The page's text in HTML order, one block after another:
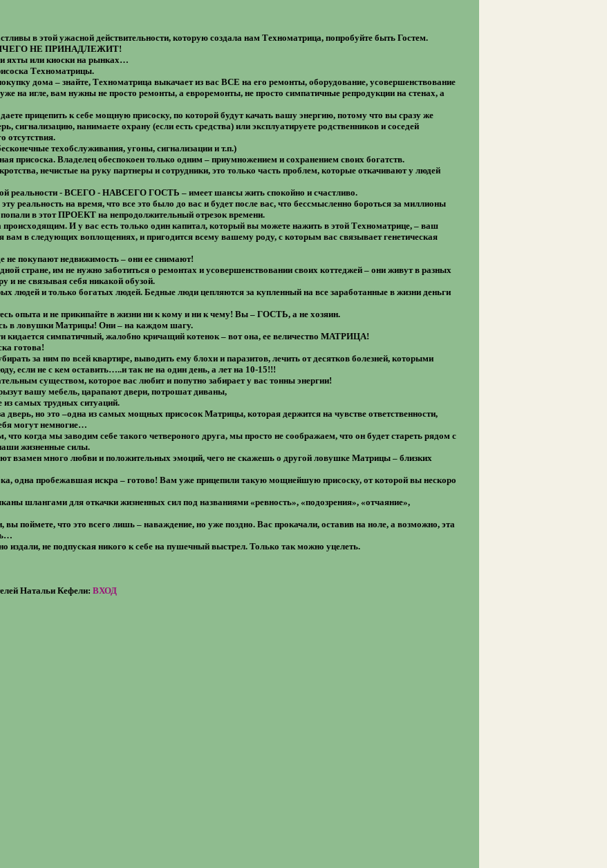
в этой ужасной действительности, которую создала нам Техноматрица, попробуйте быть Гостем.
НИЧЕГО НЕ ПРИНАДЛЕЖИТ!
яхты или киоски на рынках…
Техноматрицы.
дома – знайте, Техноматрица выкачает из вас ВСЕ на его ремонты, оборудование, усовершенствование
на игле, вам нужны не просто ремонты, а евроремонты, не просто симпатичные репродукции на стенах, а
прицепить к себе мощную присоску, по которой будут качать вашу энергию, потому что вы сразу же
сигнализацию, нанимаете охрану (если есть средства) или эксплуатируете родственников и соседей
отсутствия.
техобслуживания, угоны, сигнализации и т.п.)
присоска. Владелец обеспокоен только одним – приумножением и сохранением своих богатств.
нечистые на руку партнеры и сотрудники, это только часть проблем, которые откачивают у людей
реальности - ВСЕГО - НАВСЕГО ГОСТЬ – имеет шансы жить спокойно и счастливо.
реальность на время, что все это было до вас и будет после вас, что бессмысленно бороться за миллионы
в этот ПРОЕКТ на непродолжительный отрезок времени.
И у вас есть только один капитал, который вы можете нажить в этой Техноматрице, – ваш
в следующих воплощениях, и пригодится всему вашему роду, с которым вас связывает генетическая
покупают недвижимость – они ее снимают!
стране, им не нужно заботиться о ремонтах и усовершенствовании своих коттеджей – они живут в разных
и не связывая себя никакой обузой.
людей и только богатых людей. Бедные люди цепляются за купленный на все заработанные в жизни деньги
опыта и не прикипайте в жизни ни к кому и ни к чему! Вы – ГОСТЬ, а не хозяин.
в ловушки Матрицы! Они – на каждом шагу.
кидается симпатичный, жалобно кричащий котенок – вот она, ее величество МАТРИЦА!
готова!
за ним по всей квартире, выводить ему блохи и паразитов, лечить от десятков болезней, которыми
если не с кем оставить…..и так не на один день, а лет на 10-15!!!
существом, которое вас любит и попутно забирает у вас тонны энергии!
вашу мебель, царапают двери, потрошат диваны,
из самых трудных ситуаций.
но это –одна из самых мощных присосок Матрицы, которая держится на чувстве ответственности,
могут немногие…
когда мы заводим себе такого четвероного друга, мы просто не соображаем, что он будет стареть рядом с
жизненные силы.
взамен много любви и положительных эмоций, чего не скажешь о другой ловушке Матрицы – близких
одна пробежавшая искра – готово! Вам уже прицепили такую мощнейшую присоску, от которой вы нескоро
шлангами для откачки жизненных сил под названиями «ревность», «подозрения», «отчаяние»,
вы поймете, что это всего лишь – наваждение, но уже поздно. Вас прокачали, оставив на ноле, а возможно, эта
издали, не подпуская никого к себе на пушечный выстрел. Только так можно уцелеть.
Натальи Кефели: ВХОД